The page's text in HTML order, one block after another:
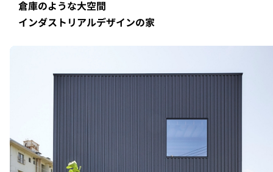
倉庫のような大空間
インダストリアルデザインの家